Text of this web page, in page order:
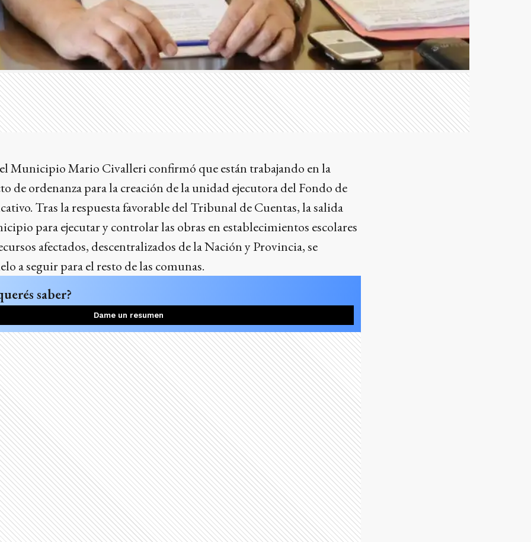
Municipio Mario Civalleri confirmó que están trabajando en la
de ordenanza para la creación de la unidad ejecutora del Fondo de
Tras la respuesta favorable del Tribunal de Cuentas, la salida
para ejecutar y controlar las obras en establecimientos escolares
afectados, descentralizados de la Nación y Provincia, se
a seguir para el resto de las comunas.
saber?
Dame un resumen